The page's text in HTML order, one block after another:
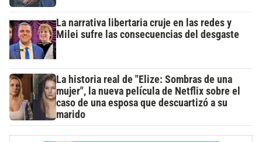
La narrativa libertaria cruje en las redes y
Milei sufre las consecuencias del desgaste
La historia real de "Elize: Sombras de una
mujer", la nueva película de Netflix sobre el
caso de una esposa que descuartizó a su
marido